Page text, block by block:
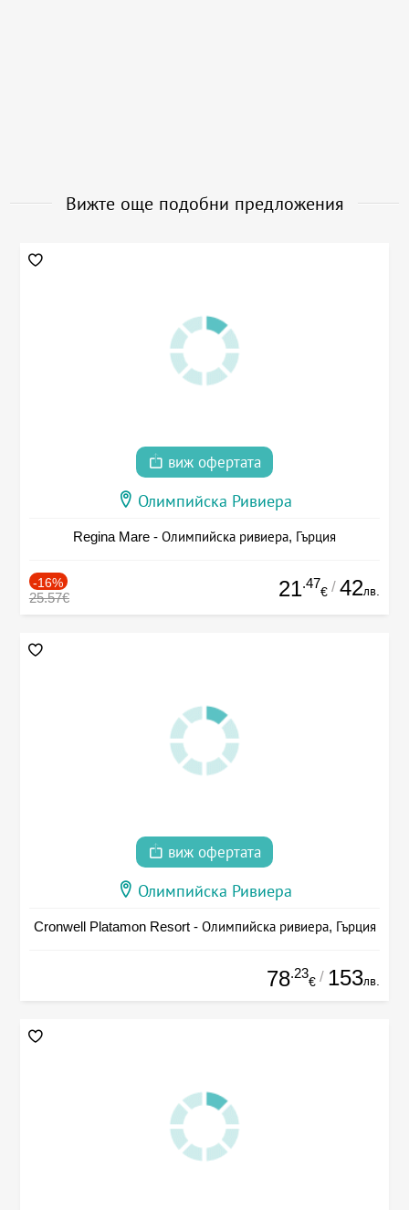
Вижте още подобни предложения
виж офертата
Олимпийска Ривиера
Regina Mare - Олимпийска ривиера, Гърция
-16%
25.57€ 21.47
€ / 42лв.
виж офертата
Олимпийска Ривиера
Cronwell Platamon Resort - Олимпийска ривиера, Гърция
78.23
€ / 153лв.